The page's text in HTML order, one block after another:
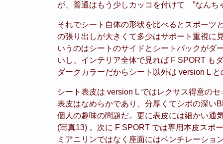
が、普通はもう少しカッコを付けて ”なん
それでシート自体の形状を比べるとスポーツ
の張り出しが大きくて多少はサポート重視に
いうのはシートのサイドとシートバックがダ
いし、インテリア全体で見れば F SPORT も
ダークカラーだからシート以外は version L
シート表皮は version L ではレクサス得意の
表皮はなめらかであり、分厚くてシボの深い
個人の趣味の問題だ。更に表皮には細かい通
(写真13) 。次に F SPORT では専用本皮スポ
ミアニリンではなく座面にはベンチレーショ